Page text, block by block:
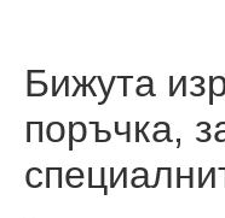
Бижута
поръчка,